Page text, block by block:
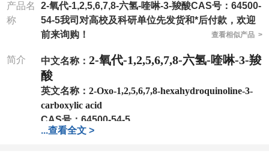
产品名
称
2-氧代-1,2,5,6,7,8-六氢-喹啉-3-羧酸CAS号：64500-
54-5我司对高校及科研单位先发货和*后付款，欢迎
前来询购！
查看相似产品 >
简介 中文名称： 2-氧代-1,2,5,6,7,8-六氢-喹啉-3-羧
酸
英文名称： 2-Oxo-1,2,5,6,7,8-hexahydroquinoline-3-
carboxylic acid
CAS号： 64500-54-5
分子式：C10H11NO3
...查看全文 >